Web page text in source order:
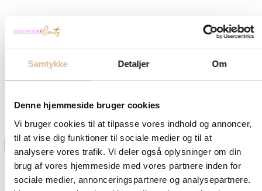
Samtykke Detaljer Om
Denne hjemmeside bruger cookies
Vi bruger cookies til at tilpasse vores indhold og annoncer,
til at vise dig funktioner til sociale medier og til at
analysere vores trafik. Vi deler også oplysninger om din
brug af vores hjemmeside med vores partnere inden for
sociale medier, annonceringspartnere og analysepartnere.